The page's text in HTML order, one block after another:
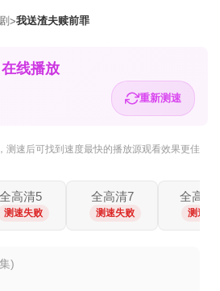
>我送渣夫赎前罪
线播放
重新测速
，测速后可找到速度最快的播放源观看效果更佳
全高清5
测速失败
全高清7
测速失败
全高清
测速失
)